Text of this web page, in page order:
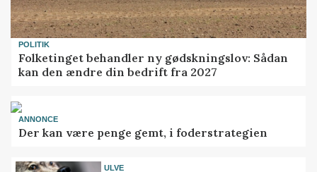
POLITIK
Folketinget behandler ny gødskningslov: Sådan
kan den ændre din bedrift fra 2027
ANNONCE
Der kan være penge gemt, i foderstrategien
ULVE